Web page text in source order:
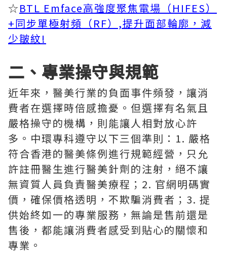
☆BTL Emface高強度聚焦電場（HIFES）
+同步單極射頻（RF）,提升面部輪廓，減
少皺紋!
二、專業操守與規範
近年來，醫美行業的負面事件頻發，讓消
費者在選擇時倍感擔憂。但選擇有名氣且
嚴格操守的機構，則能讓人相對放心許
多。中環專科遵守以下三個準則：1. 嚴格
符合香港的醫美條例進行規範經營，只允
許註冊醫生進行醫美針劑的注射，絕不讓
無資質人員負責醫美療程；2. 官網明碼實
價，確保價格透明，不欺騙消費者；3. 提
供始終如一的專業服務，無論是售前還是
售後，都能讓消費者感受到貼心的關懷和
專業。